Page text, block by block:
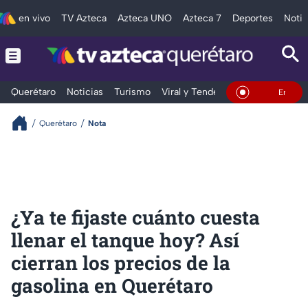
en vivo TV Azteca Azteca UNO Azteca 7 Deportes
Querétaro Noticias Turismo Viral y Tendencia Clima En Vivo
Querétaro Nota
¿Ya te fijaste cuánto cuesta
llenar el tanque hoy? Así
cierran los precios de la
gasolina en Querétaro